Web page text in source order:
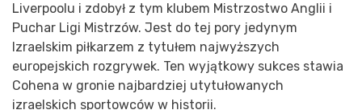
Liverpoolu i zdobył z tym klubem Mistrzostwo Anglii i
Puchar Ligi Mistrzów. Jest do tej pory jedynym
Izraelskim piłkarzem z tytułem najwyższych
europejskich rozgrywek. Ten wyjątkowy sukces stawia
Cohena w gronie najbardziej utytułowanych
izraelskich sportowców w historii.